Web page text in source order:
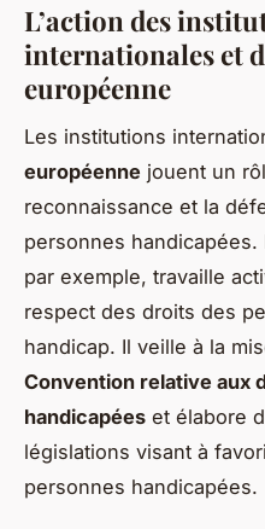
L’action des
internationales et
européenne
Les institutions
européenne jouent un
reconnaissance et la
personnes handicapées.
par exemple, travaille
respect des droits des
handicap. Il veille à la
Convention relative aux
handicapées et élabore
législations visant à
personnes handicapées.